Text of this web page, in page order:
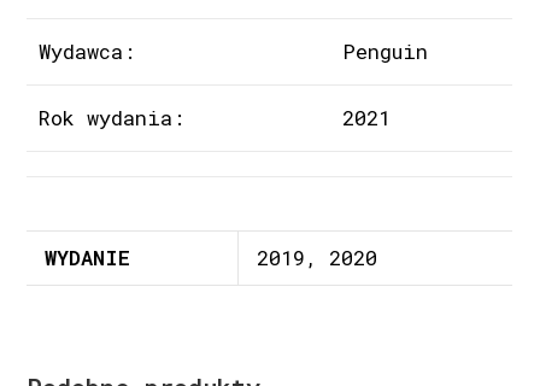
Wydawca: Penguin
Rok wydania: 2021
WYDANIE 2019, 2020